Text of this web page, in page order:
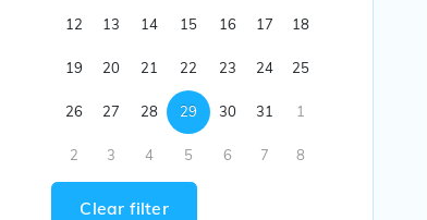
12 13 14 15 16 17 18
19 20 21 22 23 24 25
26 27 28 29 30 31 1
2 3 4 5 6 7 8
Clear filter